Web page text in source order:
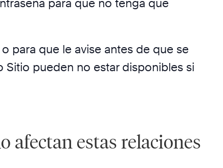
para que no tenga que
para que le avise antes de que se
Sitio pueden no estar disponibles si
afectan estas relaciones